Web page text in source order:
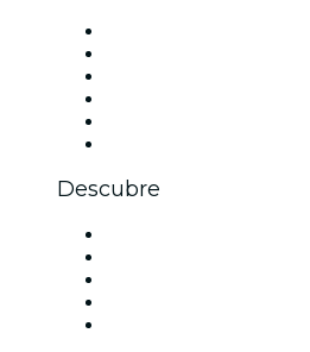
Descubre